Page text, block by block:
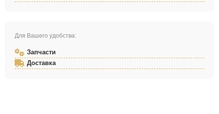
Для Вашего удобства:
Запчасти
Доставка